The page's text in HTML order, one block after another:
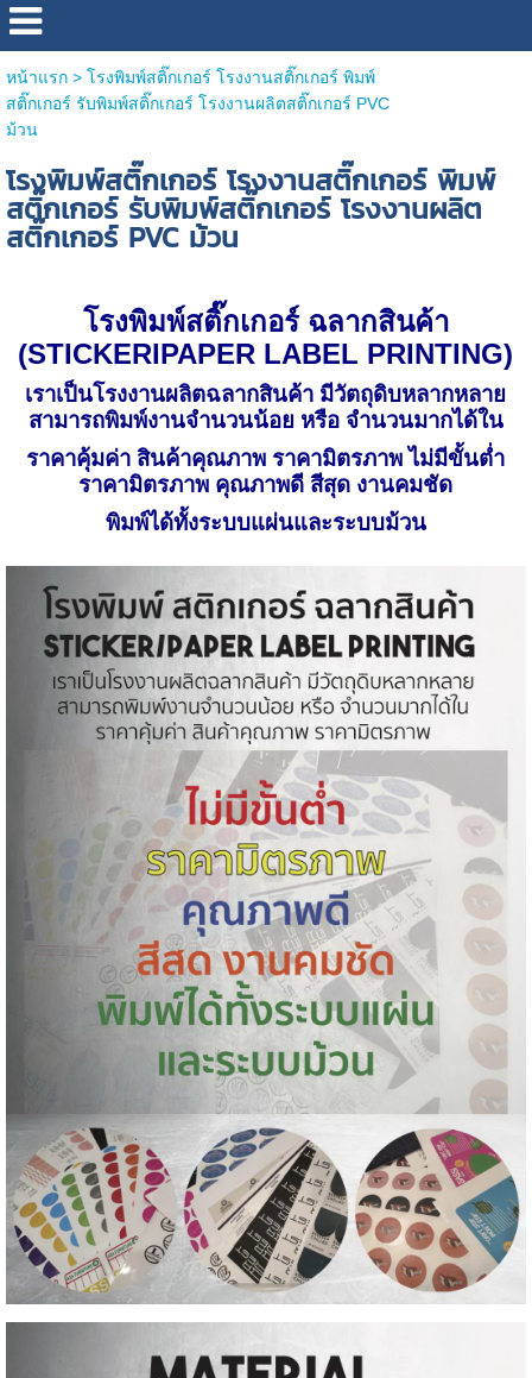
หน้าแรก> โรงพิมพ์สติ๊กเกอร์ โรงงานสติ๊กเกอร์ พิมพ์
สติ๊กเกอร์ รับพิมพ์สติ๊กเกอร์ โรงงานผลิตสติ๊กเกอร์ PVC
ม้วน
โรงพิมพ์สติ๊กเกอร์ โรงงานสติ๊กเกอร์ พิมพ์
สติ๊กเกอร์ รับพิมพ์สติ๊กเกอร์ โรงงานผลิต
สติ๊กเกอร์ PVC ม้วน
โรงพิมพ์สติ๊กเกอร์ ฉลากสินค้า
(STICKERIPAPER LABEL PRINTING)
เราเป็นโรงงานผลิตฉลากสินค้า มีวัตถุดิบหลากหลาย
สามารถพิมพ์งานจำนวนน้อย หรือ จำนวนมากได้ใน
ราคาคุ้มค่า สินค้าคุณภาพ ราคามิตรภาพ ไม่มีขั้นต่ำ
ราคามิตรภาพ คุณภาพดี สีสุด งานคมชัด
พิมพ์ได้ทั้งระบบแผ่นและระบบม้วน